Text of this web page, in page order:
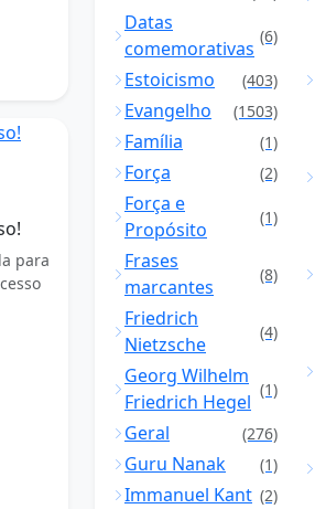
para
Datas
comemorativas
(6)
Estoicismo (403)
Evangelho (1503)
Família (1)
Força (2)
Força e
Propósito
(1)
Frases
marcantes
(8)
Friedrich
Nietzsche
(4)
Georg Wilhelm
Friedrich Hegel
(1)
Geral (276)
Guru Nanak (1)
Immanuel Kant (2)